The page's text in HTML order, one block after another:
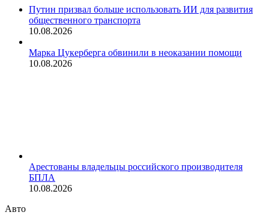
Путин призвал больше использовать ИИ для развития
общественного транспорта
10.08.2026
Марка Цукерберга обвинили в неоказании помощи
10.08.2026
Арестованы владельцы российского производителя
БПЛА
10.08.2026
Авто